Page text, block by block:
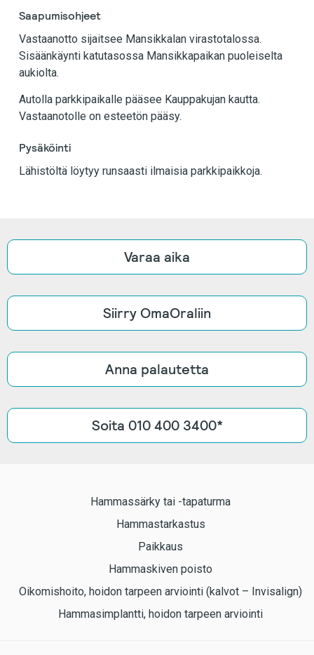
Saapumisohjeet
Vastaanotto sijaitsee Mansikkalan virastotalossa.
Sisäänkäynti katutasossa Mansikkapaikan puoleiselta
aukiolta.
Autolla parkkipaikalle pääsee Kauppakujan kautta.
Vastaanotolle on esteetön pääsy.
Pysäköinti
Lähistöltä löytyy runsaasti ilmaisia parkkipaikkoja.
Varaa aika
Siirry OmaOraliin
Anna palautetta
Soita 010 400 3400*
Hammassärky tai -tapaturma
Hammastarkastus
Paikkaus
Hammaskiven poisto
Oikomishoito, hoidon tarpeen arviointi (kalvot – Invisalign)
Hammasimplantti, hoidon tarpeen arviointi